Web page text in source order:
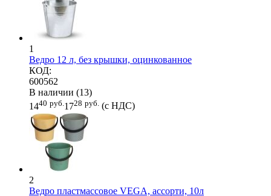
1
Ведро 12 л, без крышки, оцинкованное
КОД:
600562
В наличии (13)
1440 руб. 1728 руб. (с НДС)
2
Ведро пластмассовое VEGA, ассорти, 10л